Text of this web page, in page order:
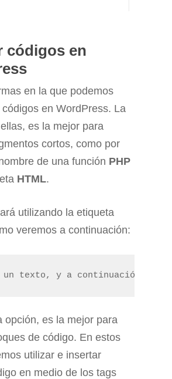
códigos en
en la que podemos
en WordPress. La
es la mejor para
cortos, como por
de una función PHP
HTML.
utilizando la etiqueta
veremos a continuación:
texto, y a continuación
opción, es la mejor para
de código. En estos
utilizar e insertar
en medio de los tags